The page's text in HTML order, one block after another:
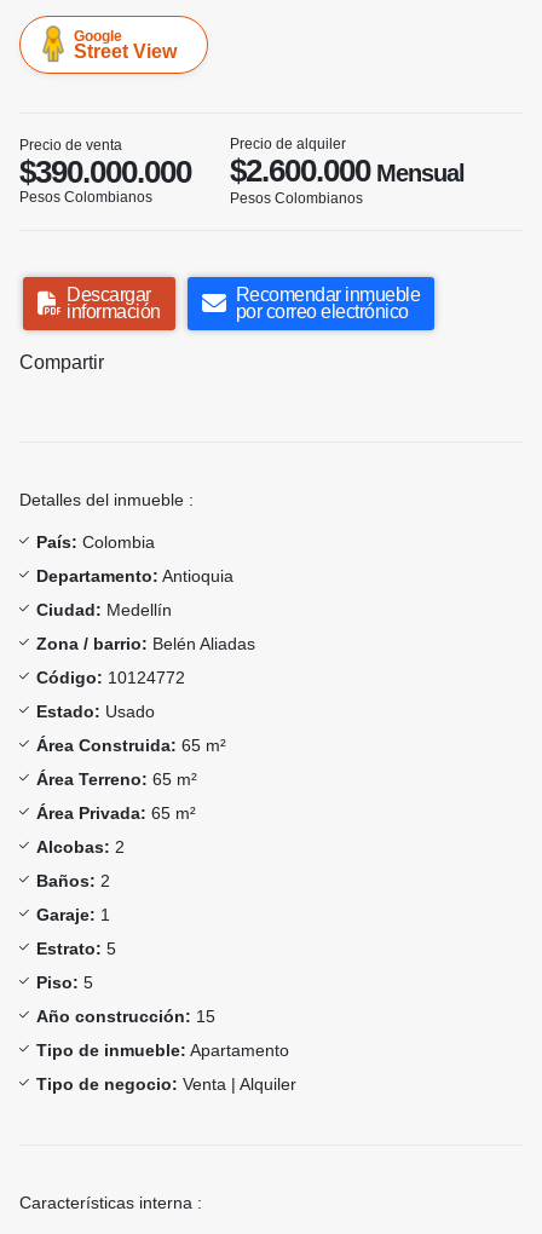
Google
Street View
Precio de venta
$390.000.000
Pesos Colombianos
Precio de alquiler
$2.600.000Mensual
Pesos Colombianos
Descargar
información
Recomendar inmueble
por correo electrónico
Compartir
Detalles del inmueble :
País: Colombia
Departamento: Antioquia
Ciudad: Medellín
Zona / barrio: Belén Aliadas
Código: 10124772
Estado: Usado
Área Construida: 65 m²
Área Terreno: 65 m²
Área Privada: 65 m²
Alcobas: 2
Baños: 2
Garaje: 1
Estrato: 5
Piso: 5
Año construcción: 15
Tipo de inmueble: Apartamento
Tipo de negocio: Venta | Alquiler
Características interna :